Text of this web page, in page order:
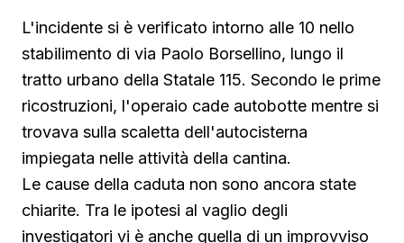
L'incidente si è verificato intorno alle 10 nello
stabilimento di via Paolo Borsellino, lungo il
tratto urbano della Statale 115. Secondo le prime
ricostruzioni, l'operaio cade autobotte mentre si
trovava sulla scaletta dell'autocisterna
impiegata nelle attività della cantina.
Le cause della caduta non sono ancora state
chiarite. Tra le ipotesi al vaglio degli
investigatori vi è anche quella di un improvviso